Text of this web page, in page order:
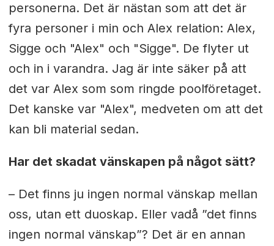
personerna. Det är nästan som att det är
fyra personer i min och Alex relation: Alex,
Sigge och "Alex" och "Sigge". De flyter ut
och in i varandra. Jag är inte säker på att
det var Alex som som ringde poolföretaget.
Det kanske var "Alex", medveten om att det
kan bli material sedan.
Har det skadat vänskapen på något sätt?
– Det finns ju ingen normal vänskap mellan
oss, utan ett duoskap. Eller vadå ”det finns
ingen normal vänskap”? Det är en annan